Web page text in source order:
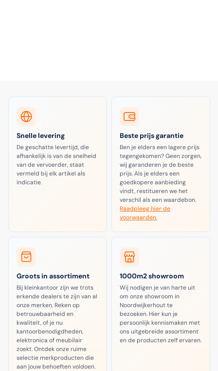
Snelle levering
De geschatte levertijd, die
afhankelijk is van de snelheid
van de vervoerder, staat
vermeld bij elk artikel als
indicatie.
Beste prijs garantie
Ben je elders een lagere prijs
tegengekomen? Geen zorgen,
wij garanderen je de beste
prijs. Als je elders een
goedkopere aanbieding
vindt, restitueren we het
verschil als een waardebon.
Raadpleeg hier de
voorwaarden.
Groots in assortiment
Bij kleinkantoor zijn we trots
erkende dealers te zijn van al
onze merken. Reken op
betrouwbaarheid en
kwaliteit, of je nu
kantoorbenodigdheden,
elektronica of meubilair
zoekt. Ontdek onze ruime
selectie merkproducten die
aan jouw behoeften voldoen.
1000m2 showroom
Wij nodigen je van harte uit
om onze showroom in
Noordwijkerhout te
bezoeken. Hier kun je
persoonlijk kennismaken met
ons uitgebreide assortiment
en de producten zelf ervaren.